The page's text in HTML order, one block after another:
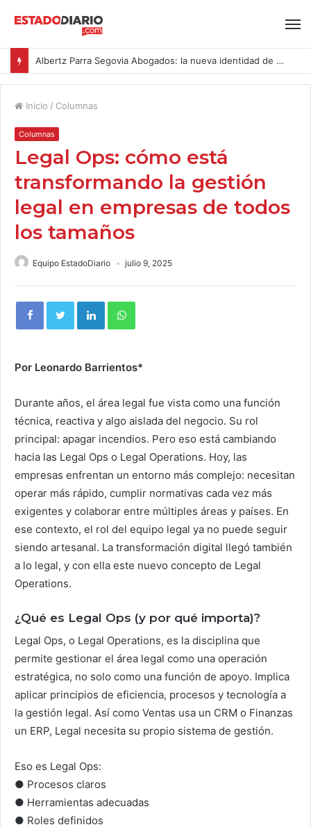
Albertz Parra Segovia Abogados: la nueva identidad de Segovia Consulting
Inicio / Columnas
Columnas
Legal Ops: cómo está
transformando la gestión
legal en empresas de todos
los tamaños
Equipo EstadoDiario julio 9, 2025
Por Leonardo Barrientos*
Durante años, el área legal fue vista como una función
técnica, reactiva y algo aislada del negocio. Su rol
principal: apagar incendios. Pero eso está cambiando
hacia las Legal Ops o Legal Operations. Hoy, las
empresas enfrentan un entorno más complejo: necesitan
operar más rápido, cumplir normativas cada vez más
exigentes y colaborar entre múltiples áreas y países. En
ese contexto, el rol del equipo legal ya no puede seguir
siendo artesanal. La transformación digital llegó también
a lo legal, y con ella este nuevo concepto de Legal
Operations.
¿Qué es Legal Ops (y por qué importa)?
Legal Ops, o Legal Operations, es la disciplina que
permite gestionar el área legal como una operación
estratégica, no solo como una función de apoyo. Implica
aplicar principios de eficiencia, procesos y tecnología a
la gestión legal. Así como Ventas usa un CRM o Finanzas
un ERP, Legal necesita su propio sistema de gestión.
Eso es Legal Ops:
● Procesos claros
● Herramientas adecuadas
● Roles definidos